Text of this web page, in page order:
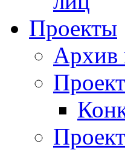
Проекты
Архив